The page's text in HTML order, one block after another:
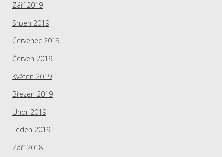
Září 2019
Srpen 2019
Červenec 2019
Červen 2019
Květen 2019
Březen 2019
Únor 2019
Leden 2019
Září 2018